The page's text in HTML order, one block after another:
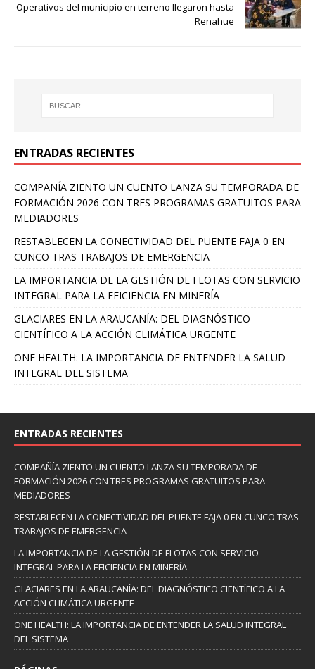
Operativos del municipio en terreno llegaron hasta
Renahue
ENTRADAS RECIENTES
COMPAÑÍA ZIENTO UN CUENTO LANZA SU TEMPORADA DE
FORMACIÓN 2026 CON TRES PROGRAMAS GRATUITOS PARA
MEDIADORES
RESTABLECEN LA CONECTIVIDAD DEL PUENTE FAJA 0 EN
CUNCO TRAS TRABAJOS DE EMERGENCIA
LA IMPORTANCIA DE LA GESTIÓN DE FLOTAS CON SERVICIO
INTEGRAL PARA LA EFICIENCIA EN MINERÍA
GLACIARES EN LA ARAUCANÍA: DEL DIAGNÓSTICO
CIENTÍFICO A LA ACCIÓN CLIMÁTICA URGENTE
ONE HEALTH: LA IMPORTANCIA DE ENTENDER LA SALUD
INTEGRAL DEL SISTEMA
ENTRADAS RECIENTES
COMPAÑÍA ZIENTO UN CUENTO LANZA SU TEMPORADA DE
FORMACIÓN 2026 CON TRES PROGRAMAS GRATUITOS PARA
MEDIADORES
RESTABLECEN LA CONECTIVIDAD DEL PUENTE FAJA 0 EN CUNCO TRAS
TRABAJOS DE EMERGENCIA
LA IMPORTANCIA DE LA GESTIÓN DE FLOTAS CON SERVICIO
INTEGRAL PARA LA EFICIENCIA EN MINERÍA
GLACIARES EN LA ARAUCANÍA: DEL DIAGNÓSTICO CIENTÍFICO A LA
ACCIÓN CLIMÁTICA URGENTE
ONE HEALTH: LA IMPORTANCIA DE ENTENDER LA SALUD INTEGRAL
DEL SISTEMA